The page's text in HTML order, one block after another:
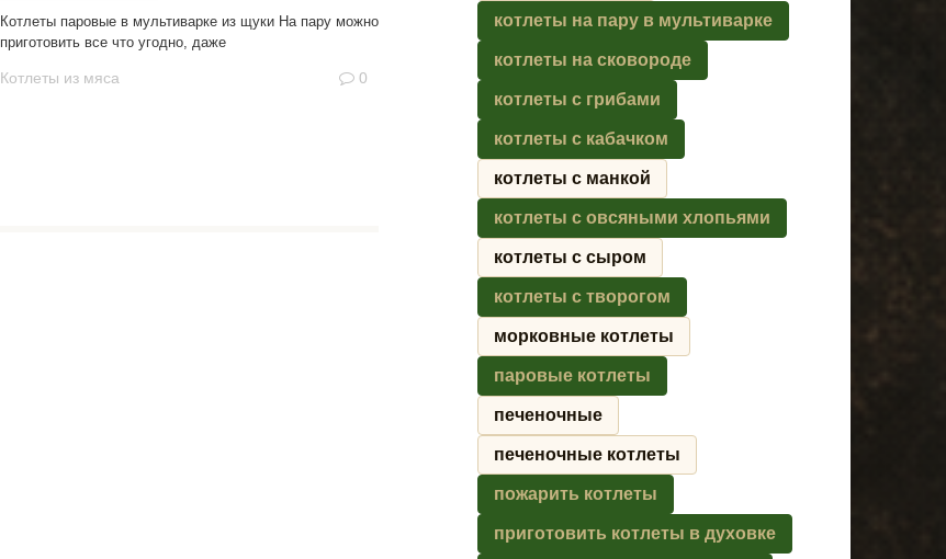
Котлеты паровые в мультиварке из щуки На пару можно
приготовить все что угодно, даже
Котлеты из мяса 0
котлеты на пару в мультиварке
котлеты на сковороде
котлеты с грибами
котлеты с кабачком
котлеты с манкой
котлеты с овсяными хлопьями
котлеты с сыром
котлеты с творогом
морковные котлеты
паровые котлеты
печеночные
печеночные котлеты
пожарить котлеты
приготовить котлеты в духовке